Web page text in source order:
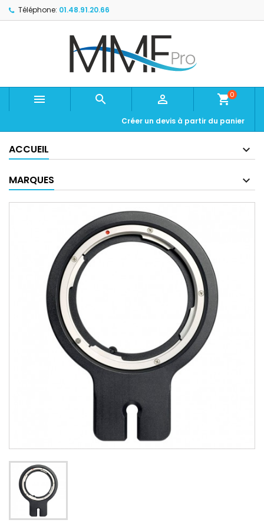
Téléphone: 01.48.91.20.66
   shopping_cart0
Créer un devis à partir du panier
ACCUEIL
MARQUES